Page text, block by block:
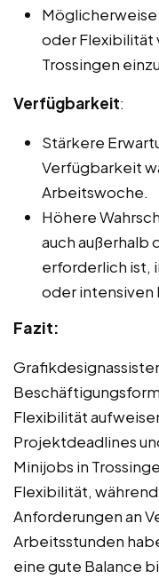
oder Flexibilität
Trossingen
Verfügbarkeit:
Stärkere
Verfügbarkeit
Arbeitswoche.
Höhere
auch außerhalb
erforderlich ist,
oder intensiven
Fazit:
Flexibilität
Projektdeadlines
Minijobs in
Flexibilität,
Anforderungen an
Arbeitsstunden
eine gute Balance